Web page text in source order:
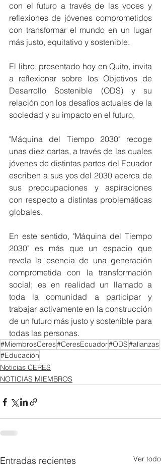
con el futuro a través de las voces y
reflexiones de jóvenes comprometidos
con transformar el mundo en un lugar
más justo, equitativo y sostenible.
El libro, presentado hoy en Quito, invita
a reflexionar sobre los Objetivos de
Desarrollo Sostenible (ODS) y su
relación con los desafíos actuales de la
sociedad y su impacto en el futuro.
"Máquina del Tiempo 2030" recoge
unas diez cartas, a través de las cuales
jóvenes de distintas partes del Ecuador
escriben a sus yos del 2030 acerca de
sus preocupaciones y aspiraciones
con respecto a distintas problemáticas
globales.
En este sentido, "Máquina del Tiempo
2030" es más que un espacio que
revela la esencia de una generación
comprometida con la transformación
social; es en realidad un llamado a
toda la comunidad a participar y
trabajar activamente en la construcción
de un futuro más justo y sostenible para
todas las personas.
#MiembrosCeres#CeresEcuador#ODS#alianzas
#Educación
Noticias CERES
NOTICIAS MIEMBROS
Entradas recientes Ver todo